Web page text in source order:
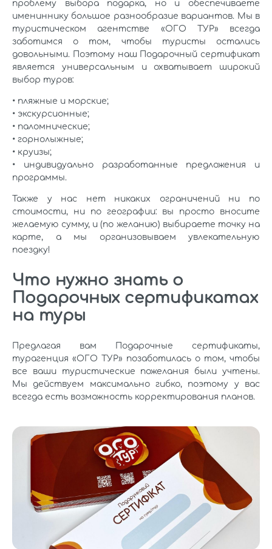
проблему выбора подарка, но и обеспечиваете
имениннику большое разнообразие вариантов. Мы в
туристическом агентстве «ОГО ТУР» всегда
заботимся о том, чтобы туристы остались
довольными. Поэтому наш Подарочный сертификат
является универсальным и охватывает широкий
выбор туров:
• пляжные и морские;
• экскурсионные;
• паломнические;
• горнолыжные;
• круизы;
• индивидуально разработанные предложения и
программы.
Также у нас нет никаких ограничений ни по
стоимости, ни по географии: вы просто вносите
желаемую сумму, и (по желанию) выбираете точку на
карте, а мы организовываем увлекательную
поездку!
Что нужно знать о
Подарочных сертификатах
на туры
Предлагая вам Подарочные сертификаты,
турагенция «ОГО ТУР» позаботилась о том, чтобы
все ваши туристические пожелания были учтены.
Мы действуем максимально гибко, поэтому у вас
всегда есть возможность корректирования планов.